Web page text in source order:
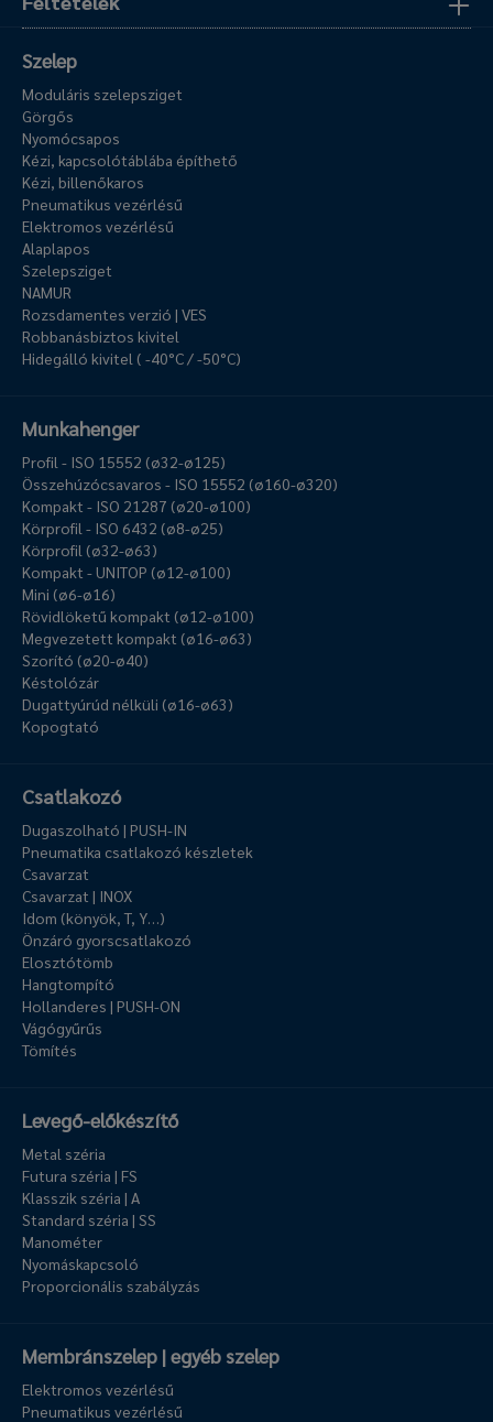
Szelep
Moduláris szelepsziget
Görgős
Nyomócsapos
Kézi, kapcsolótáblába építhető
Kézi, billenőkaros
Pneumatikus vezérlésű
Elektromos vezérlésű
Alaplapos
Szelepsziget
NAMUR
Rozsdamentes verzió | VES
Robbanásbiztos kivitel
Hidegálló kivitel ( -40°C / -50°C)
Munkahenger
Profil - ISO 15552 (ø32-ø125)
Összehúzócsavaros - ISO 15552 (ø160-ø320)
Kompakt - ISO 21287 (ø20-ø100)
Körprofil - ISO 6432 (ø8-ø25)
Körprofil (ø32-ø63)
Kompakt - UNITOP (ø12-ø100)
Mini (ø6-ø16)
Rövidlöketű kompakt (ø12-ø100)
Megvezetett kompakt (ø16-ø63)
Szorító (ø20-ø40)
Késtolózár
Dugattyúrúd nélküli (ø16-ø63)
Kopogtató
Csatlakozó
Dugaszolható | PUSH-IN
Pneumatika csatlakozó készletek
Csavarzat
Csavarzat | INOX
Idom (könyök, T, Y…)
Önzáró gyorscsatlakozó
Elosztótömb
Hangtompító
Hollanderes | PUSH-ON
Vágógyűrűs
Tömítés
Levegő-előkészítő
Metal széria
Futura széria | FS
Klasszik széria | A
Standard széria | SS
Manométer
Nyomáskapcsoló
Proporcionális szabályzás
Membránszelep | egyéb szelep
Elektromos vezérlésű
Pneumatikus vezérlésű